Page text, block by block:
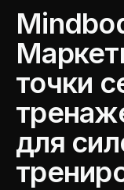
точки
для